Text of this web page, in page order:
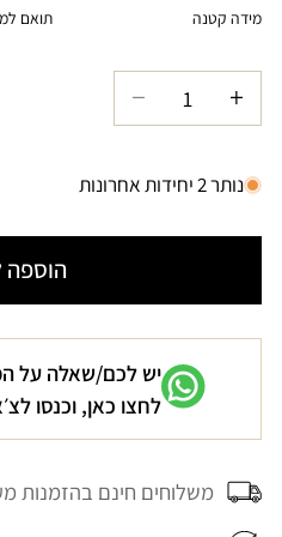
או
מידה קטנה תואם
הגדל
עבור
חמרה
עבור
חמרה
RIVIERA
נותר 2 יחידות אחרונות
יש לכם/שאלה על
לחצו כאן, וכנסו
משלוחים חינם בהזמנות מעל 499